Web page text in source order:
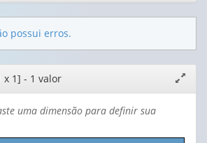
possui erros.
janela
x 1] - 1 valor
uma dimensão para definir sua